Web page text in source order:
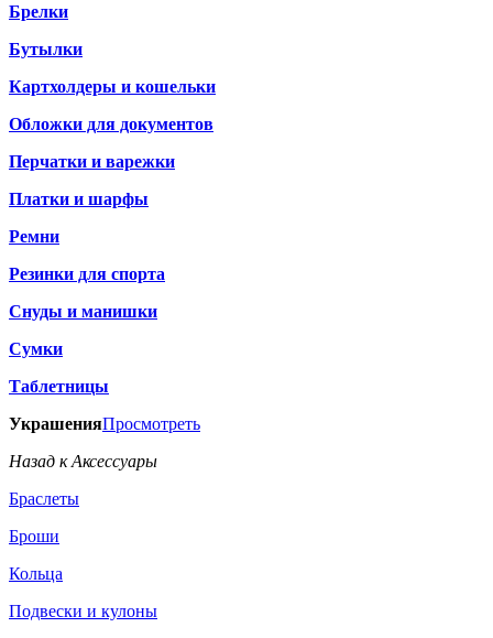
Брелки
Бутылки
Картхолдеры и кошельки
Обложки для документов
Перчатки и варежки
Платки и шарфы
Ремни
Резинки для спорта
Снуды и манишки
Сумки
Таблетницы
УкрашенияПросмотреть
Назад к Аксессуары
Браслеты
Броши
Кольца
Подвески и кулоны